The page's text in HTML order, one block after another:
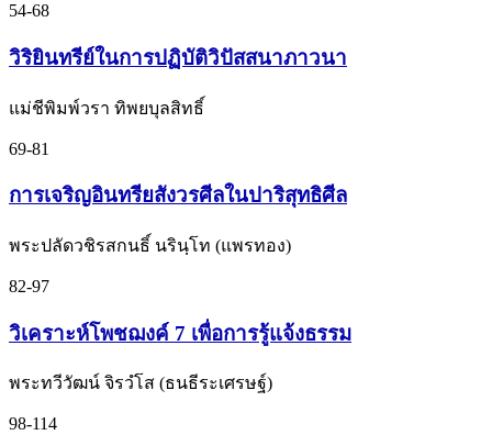
54-68
วิริยินทรีย์ในการปฏิบัติวิปัสสนาภาวนา
แม่ชีพิมพ์วรา ทิพยบุลสิทธิ์
69-81
การเจริญอินทรียสังวรศีลในปาริสุทธิศีล
พระปลัดวชิรสกนธิ์ นรินฺโท (แพรทอง)
82-97
วิเคราะห์โพชฌงค์ 7 เพื่อการรู้แจ้งธรรม
พระทวีวัฒน์ จิรวํโส (ธนธีระเศรษฐ์)
98-114